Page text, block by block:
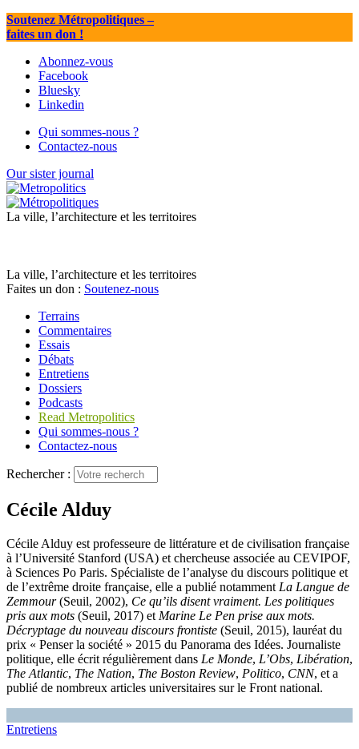
Soutenez Métropolitiques–
faites un don !
Abonnez-vous
Facebook
Bluesky
Linkedin
Qui sommes-nous ?
Contactez-nous
Our sister journal
La ville, l’architecture et les territoires
La ville, l’architecture et les territoires
Faites un don : Soutenez-nous
Terrains
Commentaires
Essais
Débats
Entretiens
Dossiers
Podcasts
Read Metropolitics
Qui sommes-nous ?
Contactez-nous
Rechercher :
Cécile Alduy
Cécile Alduy est professeure de littérature et de civilisation française
à l’Université Stanford (USA) et chercheuse associée au CEVIPOF,
à Sciences Po Paris. Spécialiste de l’analyse du discours politique et
de l’extrême droite française, elle a publié notamment La Langue de
Zemmour(Seuil, 2002), Ce qu’ils disent vraiment. Les politiques
pris aux mots (Seuil, 2017) et Marine Le Pen prise aux mots.
Décryptage du nouveau discours frontiste (Seuil, 2015), lauréat du
prix « Penser la société » 2015 du Panorama des Idées. Journaliste
politique, elle écrit régulièrement dans Le Monde, L’Obs, Libération,
The Atlantic, The Nation, The Boston Review, Politico, CNN, et a
publié de nombreux articles universitaires sur le Front national.
Entretiens